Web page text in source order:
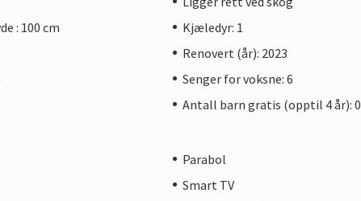
: 100 cm
Kjæledyr: 1
Renovert (år): 2023
Senger for voksne: 6
Antall barn gratis (opptil 4 år): 0
Parabol
Smart TV